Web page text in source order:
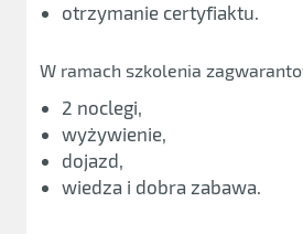
otrzymanie certyfiaktu.
W ramach szkolenia
2 noclegi,
wyżywienie,
dojazd,
wiedza i dobra zabawa.